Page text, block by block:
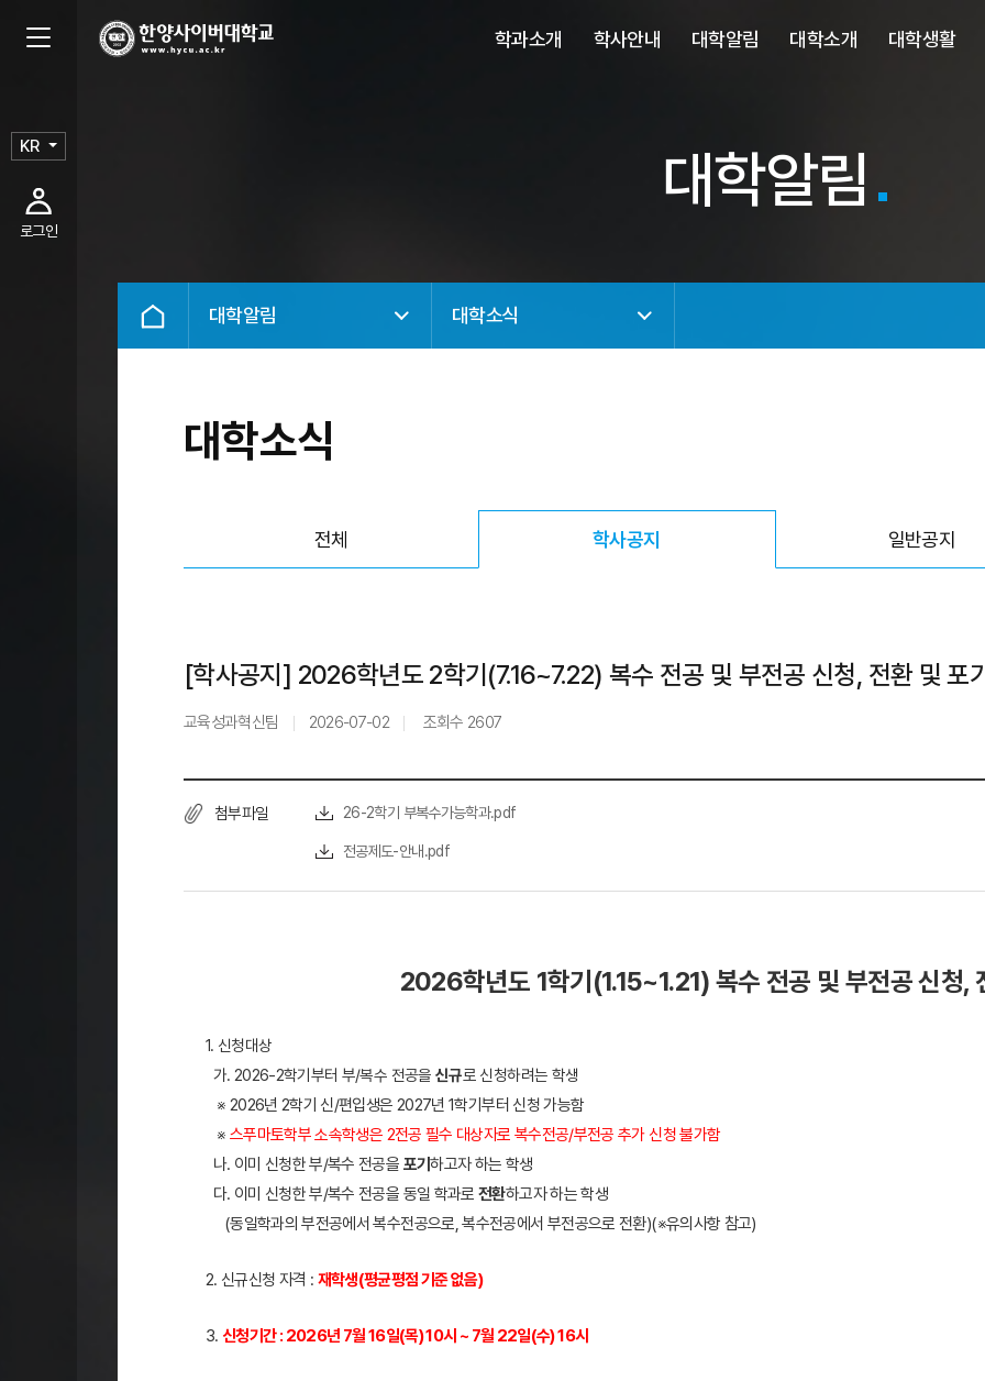
학과소개 학사안내 대학알림 대학소개 대학생활
KR
로그인
대학알림
대학알림 대학소식
대학소식
전체
학사공지
일반공지
[학사공지] 2026학년도 2학기(7.16~7.22) 복수 전공 및 부전공 신청, 전환 및 포
교육성과혁신팀 2026-07-02 조회수 2607
첨부파일 26-2학기 부복수가능학과.pdf
전공제도-안내.pdf
​2026학년도 1학기(1.15~1.21) 복수 전공 및 부전공 신청,
​1. 신청대상
가. 2026-2학기부터 부/복수 전공을 신규로 신청하려는 학생
※ 2026년 2학기 신/편입생은 2027년 1학기부터 신청 가능함
※ 스푸마토학부 소속학생은 2전공 필수 대상자로 복수전공/부전공 추가 신청 불가함
나. 이미 신청한 부/복수 전공을 포기하고자 하는 학생
다. 이미 신청한 부/복수 전공을 동일 학과로전환하고자 하는 학생
(동일학과의 부전공에서 복수전공으로, 복수전공에서 부전공으로 전환)(※유의사항 참고)
2. 신규신청 자격 : 재학생(평균평점 기준 없음)
3. 신청기간 : 2026년 7월 16일(목) 10시 ~ 7월 22일(수) 16시